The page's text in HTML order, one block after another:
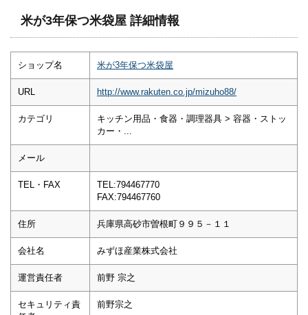
米が3年保つ米袋屋 詳細情報
ショップ名 米が3年保つ米袋屋
URL http://www.rakuten.co.jp/mizuho88/
カテゴリ
キッチン用品・食器・調理器具 > 容器・ストッ
カー・...
メール
TEL・FAX
TEL:794467770
FAX:794467760
住所 兵庫県高砂市曽根町９９５－１１
会社名 みずほ産業株式会社
運営責任者 前野 宗之
セキュリティ責
前野宗之